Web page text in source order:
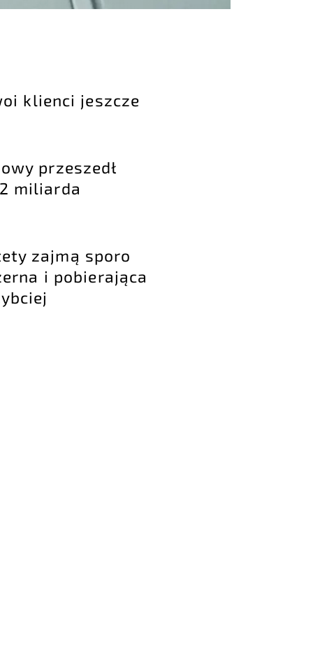
klienci jeszcze
przeszedł
miliarda
zajmą sporo
i pobierająca